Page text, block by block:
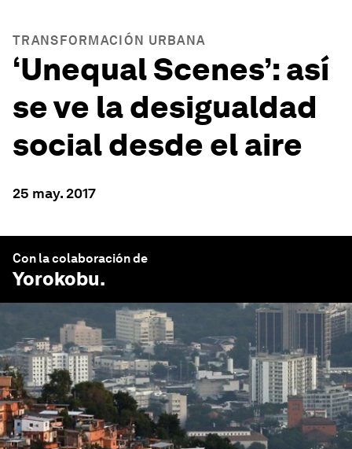
TRANSFORMACIÓN URBANA
‘Unequal Scenes’: así
se ve la desigualdad
social desde el aire
25 may. 2017
Con la colaboración de
Yorokobu.